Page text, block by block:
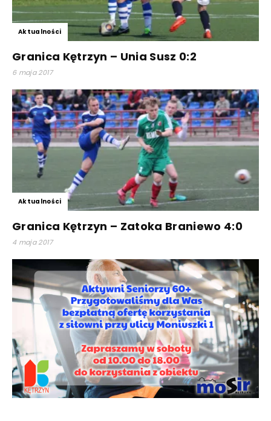
Aktualności
Granica Kętrzyn – Unia Susz 0:2
6 maja 2017
Aktualności
Granica Kętrzyn – Zatoka Braniewo 4:0
4 maja 2017